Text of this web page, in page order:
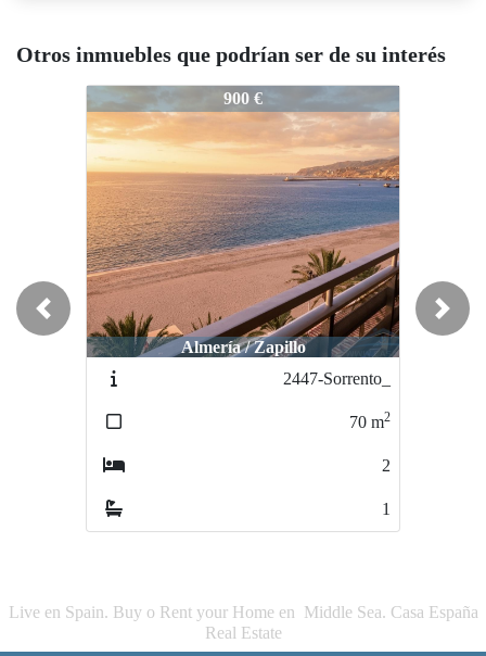
Otros inmuebles que podrían ser de su interés
2322-zapillo_motr
900 €
Almería / Zapillo
2447-Sorrento_
70m2
2322-zapillo_motr
Almería / Zapillo
Previous Next
Live en Spain. Buy o Rent your Home en Middle Sea. Casa España
Real Estate